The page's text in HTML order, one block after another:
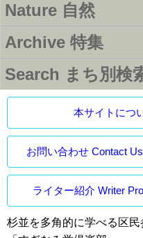
Nature 自然
Archive 特集
Search まち別検
本サイトにつ
お問い合わせ Contact Us
ライター紹介 Writer
杉並を多角的に学べる区民